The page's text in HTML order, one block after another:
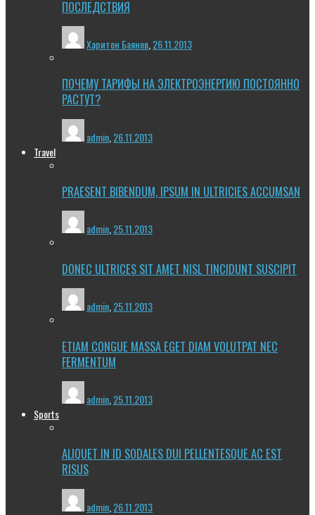
ПОСЛЕДСТВИЯ
Харитон Баянов 26.11.2013
ПОЧЕМУ ТАРИФЫ НА ЭЛЕКТРОЭНЕРГИЮ ПОСТОЯННО
РАСТУТ?
admin 26.11.2013
Travel
PRAESENT BIBENDUM, IPSUM IN ULTRICIES ACCUMSAN
admin,25.11.2013
DONEC ULTRICES SIT AMET NISL TINCIDUNT SUSCIPIT
admin 25.11.2013
ETIAM CONGUE MASSA EGET DIAM VOLUTPAT NEC
FERMENTUM
admin 25.11.2013
Sports
ALIQUET IN ID SODALES DUI PELLENTESQUE AC EST
RISUS
admin 26.11.2013